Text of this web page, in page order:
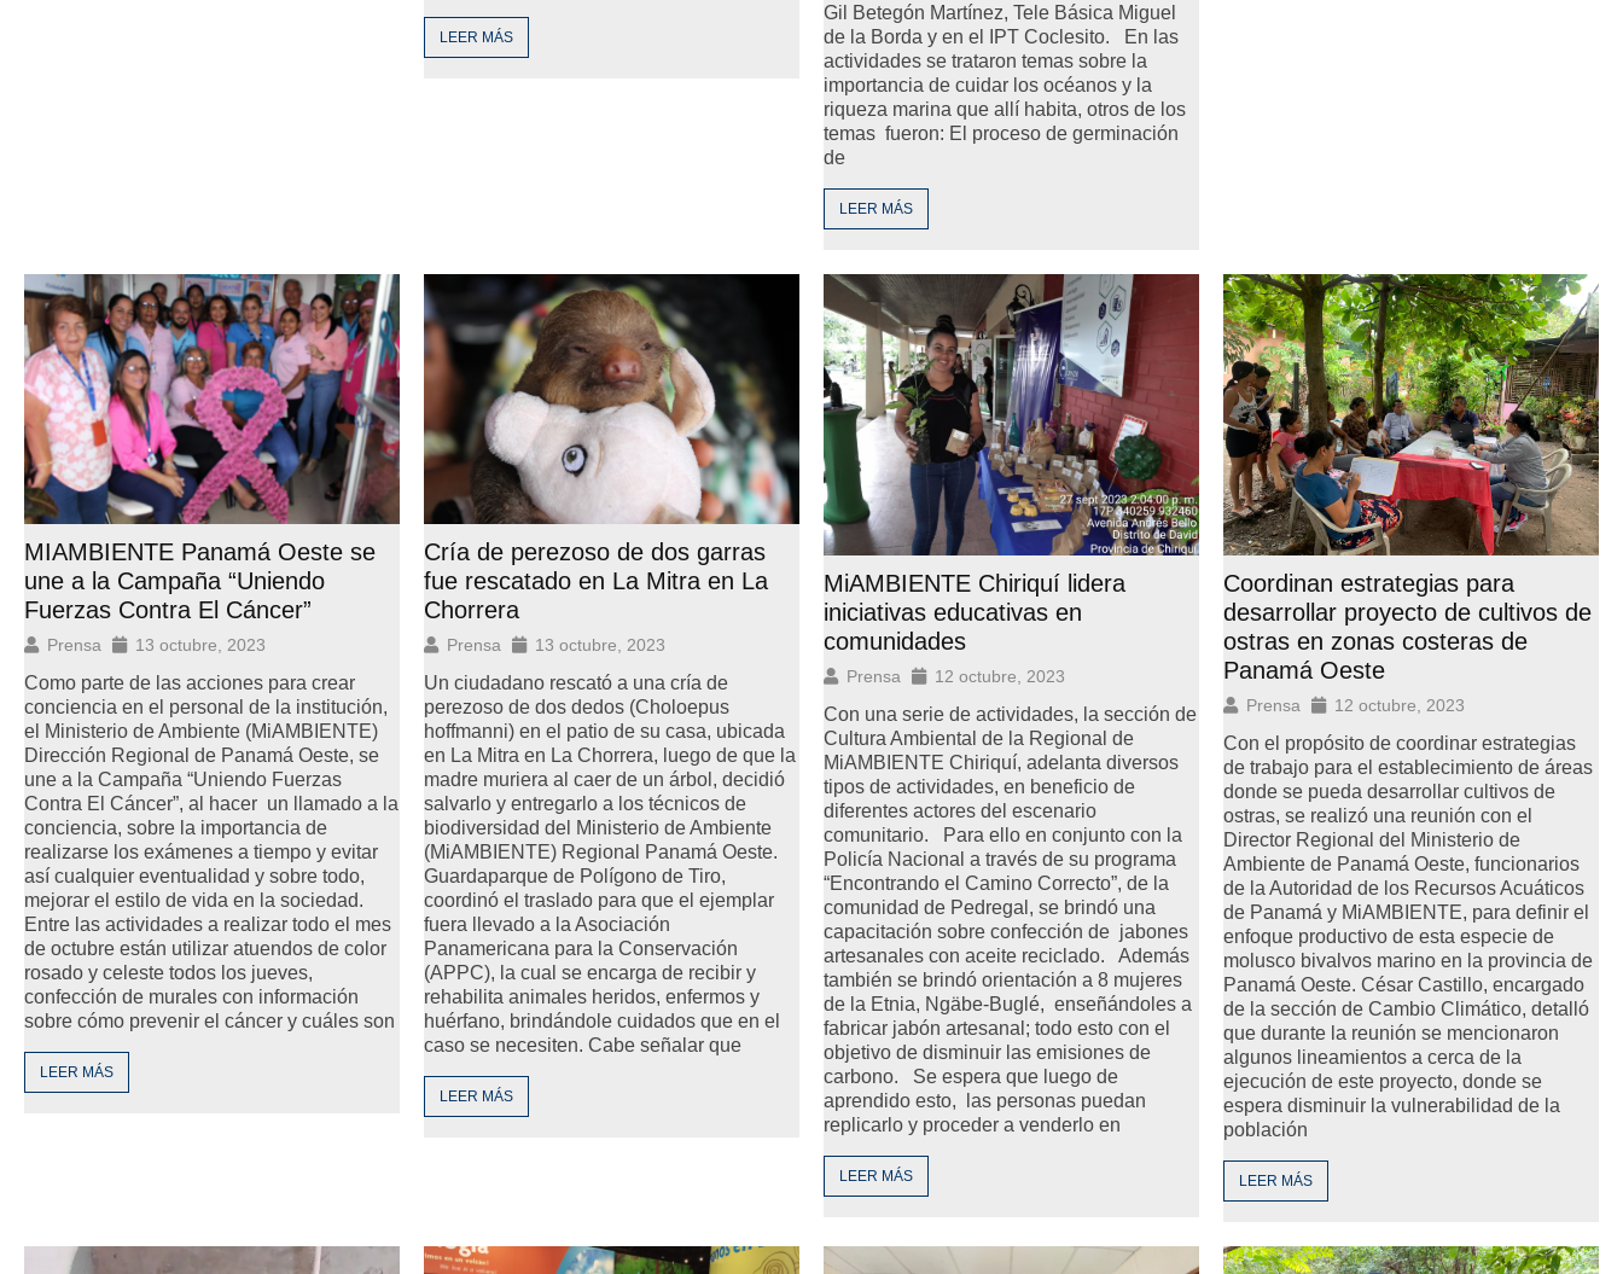
LEER MÁS
Gil Betegón Martínez, Tele Básica Miguel
de la Borda y en el IPT Coclesito. En las
actividades se trataron temas sobre la
importancia de cuidar los océanos y la
riqueza marina que allí habita, otros de los
temas fueron: El proceso de germinación
de
LEER MÁS
MIAMBIENTE Panamá Oeste se
une a la Campaña “Uniendo
Fuerzas Contra El Cáncer”
Prensa 13 octubre, 2023
Como parte de las acciones para crear
conciencia en el personal de la institución,
el Ministerio de Ambiente (MiAMBIENTE)
Dirección Regional de Panamá Oeste, se
une a la Campaña “Uniendo Fuerzas
Contra El Cáncer”, al hacer un llamado a la
conciencia, sobre la importancia de
realizarse los exámenes a tiempo y evitar
así cualquier eventualidad y sobre todo,
mejorar el estilo de vida en la sociedad.
Entre las actividades a realizar todo el mes
de octubre están utilizar atuendos de color
rosado y celeste todos los jueves,
confección de murales con información
sobre cómo prevenir el cáncer y cuáles son
LEER MÁS
Cría de perezoso de dos garras
fue rescatado en La Mitra en La
Chorrera
Prensa 13 octubre, 2023
Un ciudadano rescató a una cría de
perezoso de dos dedos (Choloepus
hoffmanni) en el patio de su casa, ubicada
en La Mitra en La Chorrera, luego de que la
madre muriera al caer de un árbol, decidió
salvarlo y entregarlo a los técnicos de
biodiversidad del Ministerio de Ambiente
(MiAMBIENTE) Regional Panamá Oeste.
Guardaparque de Polígono de Tiro,
coordinó el traslado para que el ejemplar
fuera llevado a la Asociación
Panamericana para la Conservación
(APPC), la cual se encarga de recibir y
rehabilita animales heridos, enfermos y
huérfano, brindándole cuidados que en el
caso se necesiten. Cabe señalar que
LEER MÁS
MiAMBIENTE Chiriquí lidera
iniciativas educativas en
comunidades
Prensa 12 octubre, 2023
Con una serie de actividades, la sección de
Cultura Ambiental de la Regional de
MiAMBIENTE Chiriquí, adelanta diversos
tipos de actividades, en beneficio de
diferentes actores del escenario
comunitario. Para ello en conjunto con la
Policía Nacional a través de su programa
“Encontrando el Camino Correcto”, de la
comunidad de Pedregal, se brindó una
capacitación sobre confección de jabones
artesanales con aceite reciclado. Además
también se brindó orientación a 8 mujeres
de la Etnia, Ngäbe-Buglé, enseñándoles a
fabricar jabón artesanal; todo esto con el
objetivo de disminuir las emisiones de
carbono. Se espera que luego de
aprendido esto, las personas puedan
replicarlo y proceder a venderlo en
LEER MÁS
Coordinan estrategias para
desarrollar proyecto de cultivos de
ostras en zonas costeras de
Panamá Oeste
Prensa 12 octubre, 2023
Con el propósito de coordinar estrategias
de trabajo para el establecimiento de áreas
donde se pueda desarrollar cultivos de
ostras, se realizó una reunión con el
Director Regional del Ministerio de
Ambiente de Panamá Oeste, funcionarios
de la Autoridad de los Recursos Acuáticos
de Panamá y MiAMBIENTE, para definir el
enfoque productivo de esta especie de
molusco bivalvos marino en la provincia de
Panamá Oeste. César Castillo, encargado
de la sección de Cambio Climático, detalló
que durante la reunión se mencionaron
algunos lineamientos a cerca de la
ejecución de este proyecto, donde se
espera disminuir la vulnerabilidad de la
población
LEER MÁS